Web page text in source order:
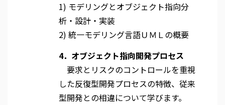
1) モデリングとオブジェクト指向分
析・設計・実装
2) 統一モデリング言語ＵＭＬの概要
4．オブジェクト指向開発プロセス
要求とリスクのコントロールを重視
した反復型開発プロセスの特徴、従来
型開発との相違について学びます。